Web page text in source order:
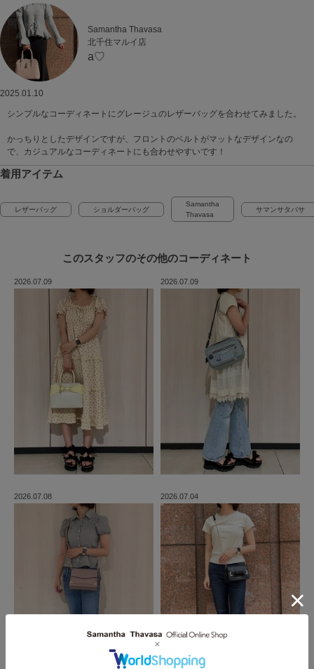
Samantha Thavasa
北千住マルイ店
a♡
2025.01.10
シンプルなコーディネートにグレージュのレザーバッグを合わせてみました。
かっちりとしたデザインですが、フロントのベルトがマットなデザインなの
で、カジュアルなコーディネートにも合わせやすいです！
着用アイテム
レザーバッグ ショルダーバッグ
Samantha
Thavasa
サマンサタバサ
このスタッフのその他のコーディネート
2026.07.09 2026.07.09
2026.07.08 2026.07.04